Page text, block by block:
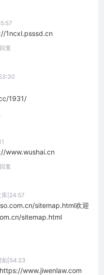
1ncxl.psssd.cn
回复
1931/
www.wushai.cn
回复
库|24:57
sitemap.html欢迎
sitemap.html
刻|54:23
www.jiwenlaw.com